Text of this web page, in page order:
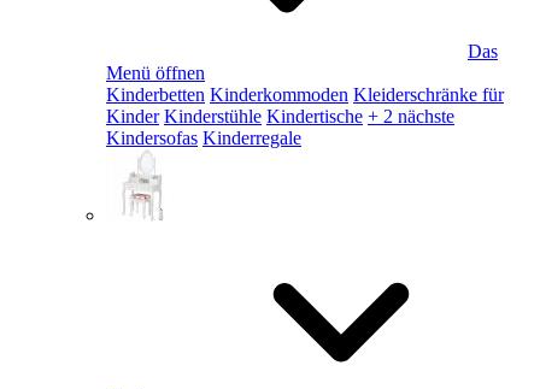
Das
Menü öffnen
Kinderbetten Kinderkommoden Kleiderschränke für
Kinder Kinderstühle Kindertische + 2 nächste
Kindersofas Kinderregale